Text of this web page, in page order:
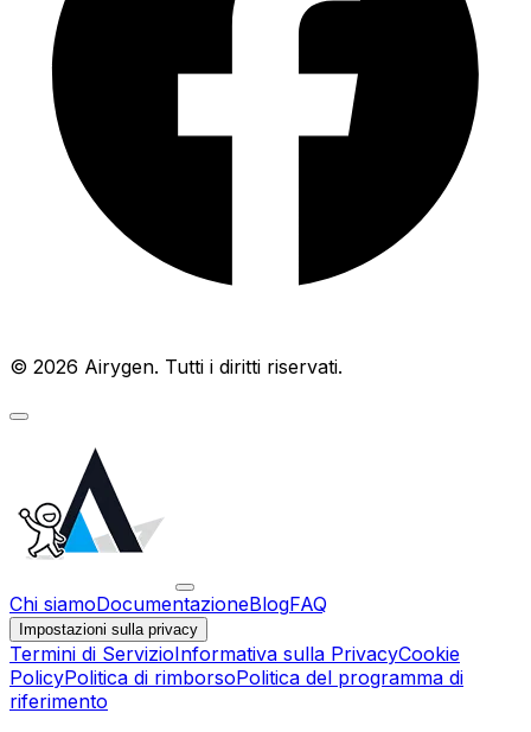
© 2026 Airygen. Tutti i diritti riservati.
Chi siamoDocumentazioneBlogFAQ
Impostazioni sulla privacy
Termini di ServizioInformativa sulla PrivacyCookie
PolicyPolitica di rimborsoPolitica del programma di
riferimento